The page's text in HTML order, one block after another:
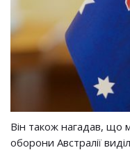
Він також нагадав, що
оборони Австралії